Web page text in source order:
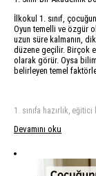
İlkokul 1. sınıf,
Oyun temelli ve özgür
uzun süre kalmanın,
düzene geçilir. Birçok
olarak görür. Oysa
belirleyen temel
Devamını oku